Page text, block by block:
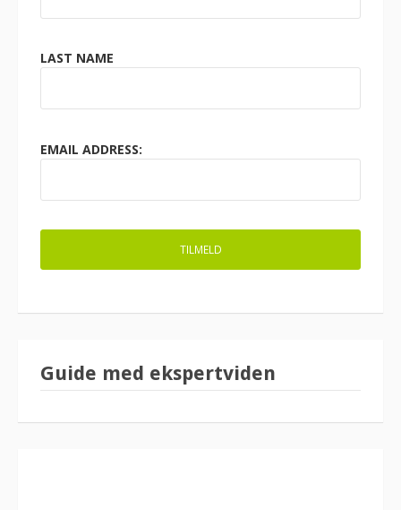
LAST NAME
EMAIL ADDRESS:
Guide med ekspertviden